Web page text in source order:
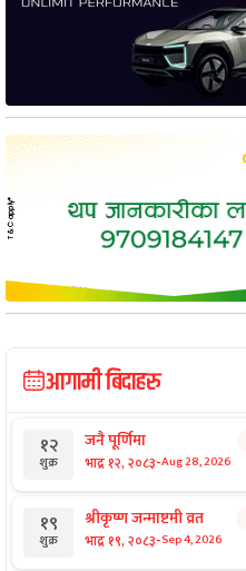
आगामी बिदाहरु
१२
शुक्र
जनै पूर्णिमा
भाद्र १२, २०८३-Aug 28, 2026
१९
शुक्र
श्रीकृष्ण जन्माष्टमी व्रत
भाद्र १९, २०८३-Sep 4, 2026